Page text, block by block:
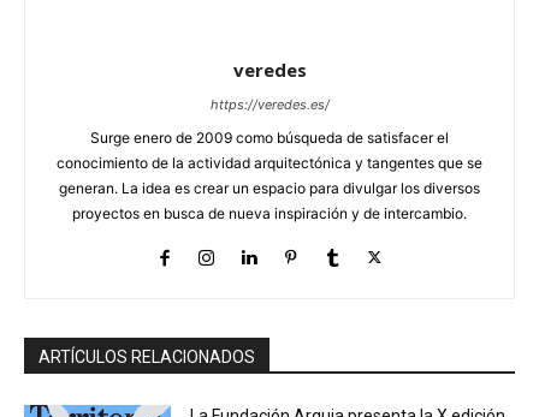
veredes
https://veredes.es/
Surge enero de 2009 como búsqueda de satisfacer el
conocimiento de la actividad arquitectónica y tangentes que se
generan. La idea es crear un espacio para divulgar los diversos
proyectos en busca de nueva inspiración y de intercambio.
ARTÍCULOS RELACIONADOS